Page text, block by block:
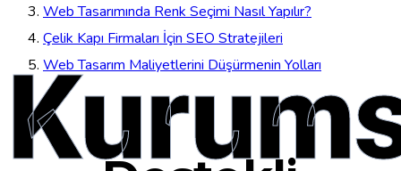
Web Tasarımında Renk Seçimi Nasıl Yapılır?
Çelik Kapı Firmaları İçin SEO Stratejileri
Web Tasarım Maliyetlerini Düşürmenin Yolları